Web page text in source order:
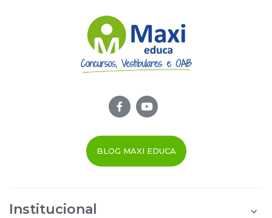
BLOG MAXI EDUCA
Institucional